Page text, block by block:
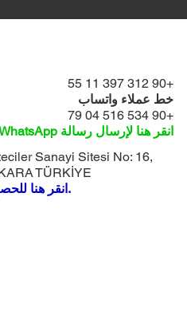
+90 312 397 11 55
خط عملاء واتساب
+90 534 516 04 79
انقر هنا لإرسال رسالة WhatsApp.
Sanayi Sitesi No: 16,
TÜRKİYE
انقر هنا للحصول على الاتجاهات من الخرائط.